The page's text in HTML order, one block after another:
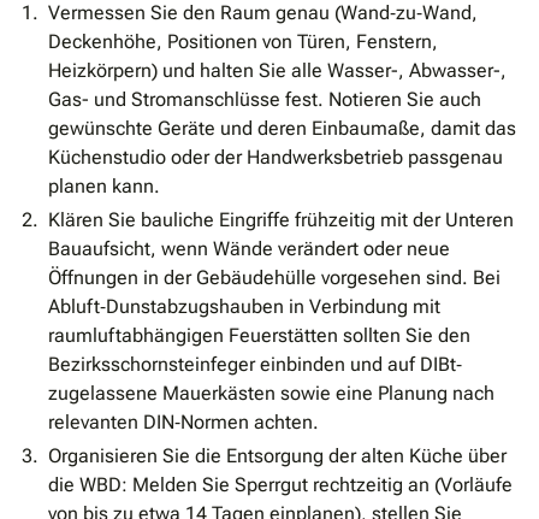
Vermessen Sie den Raum genau (Wand‐zu‐Wand,
Deckenhöhe, Positionen von Türen, Fenstern,
Heizkörpern) und halten Sie alle Wasser-, Abwasser-,
Gas- und Stromanschlüsse fest. Notieren Sie auch
gewünschte Geräte und deren Einbaumaße, damit das
Küchenstudio oder der Handwerksbetrieb passgenau
planen kann.
Klären Sie bauliche Eingriffe frühzeitig mit der Unteren
Bauaufsicht, wenn Wände verändert oder neue
Öffnungen in der Gebäudehülle vorgesehen sind. Bei
Abluft‐Dunstabzugshauben in Verbindung mit
raumluftabhängigen Feuerstätten sollten Sie den
Bezirksschornsteinfeger einbinden und auf DIBt‐
zugelassene Mauerkästen sowie eine Planung nach
relevanten DIN‐Normen achten.
Organisieren Sie die Entsorgung der alten Küche über
die WBD: Melden Sie Sperrgut rechtzeitig an (Vorläufe
von bis zu etwa 14 Tagen einplanen), stellen Sie